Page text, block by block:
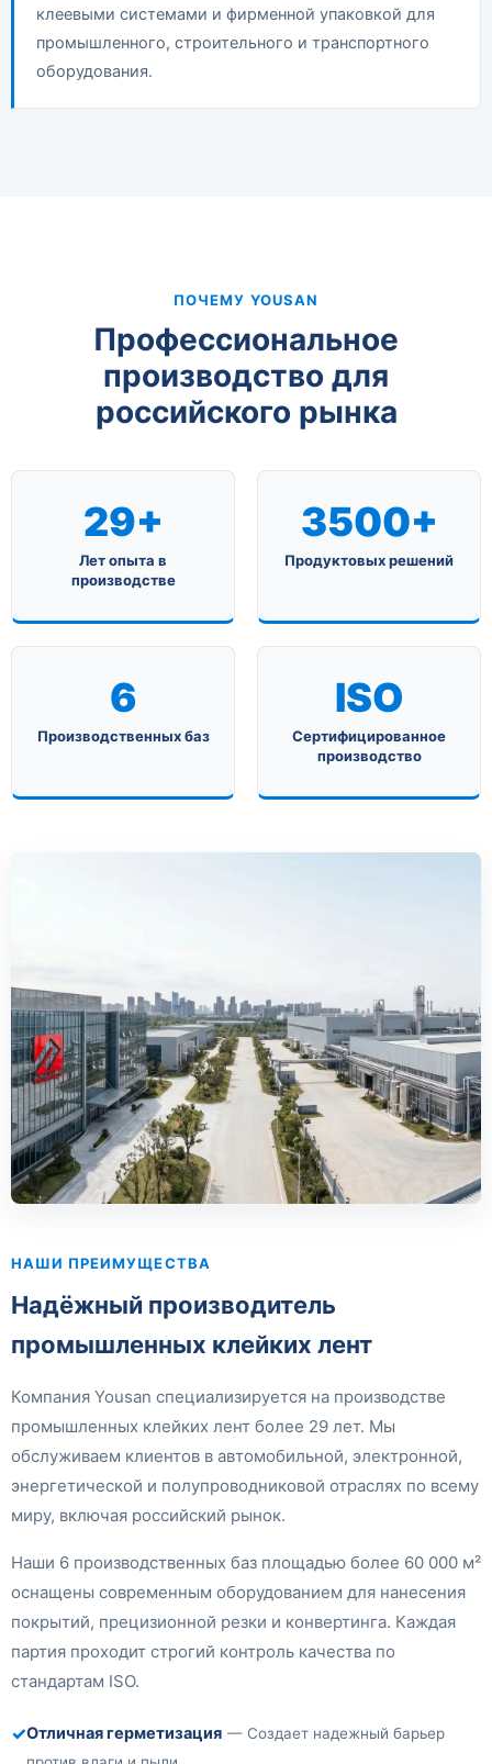
клеевыми системами и фирменной упаковкой для
промышленного, строительного и транспортного
оборудования.
ПОЧЕМУ YOUSAN
Профессиональное
производство для
российского рынка
29+
Лет опыта в
производстве
3500+
Продуктовых решений
6
Производственных баз
ISO
Сертифицированное
производство
НАШИ ПРЕИМУЩЕСТВА
Надёжный производитель
промышленных клейких лент
Компания Yousan специализируется на производстве
промышленных клейких лент более 29 лет. Мы
обслуживаем клиентов в автомобильной, электронной,
энергетической и полупроводниковой отраслях по всему
миру, включая российский рынок.
Наши 6 производственных баз площадью более 60 000 м²
оснащены современным оборудованием для нанесения
покрытий, прецизионной резки и конвертинга. Каждая
партия проходит строгий контроль качества по
стандартам ISO.
✓Отличная герметизация — Создает надежный барьер